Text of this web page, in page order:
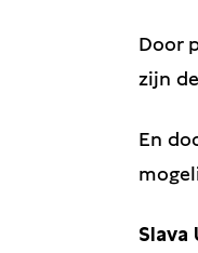
Door
zijn
En
Slava